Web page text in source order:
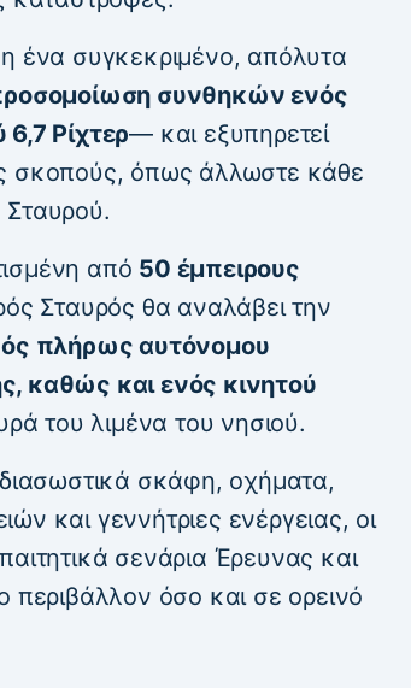
ένα συγκεκριμένο, απόλυτα
συνθηκών ενός
Ρίχτερ— και εξυπηρετεί
σκοπούς, όπως άλλωστε κάθε
από 50 έμπειρους
Σταυρός θα αναλάβει την
πλήρως αυτόνομου
καθώς και ενός κινητού
του λιμένα του νησιού.
διασωστικά σκάφη, οχήματα,
και γεννήτριες ενέργειας, οι
σενάρια Έρευνας και
περιβάλλον όσο και σε ορεινό